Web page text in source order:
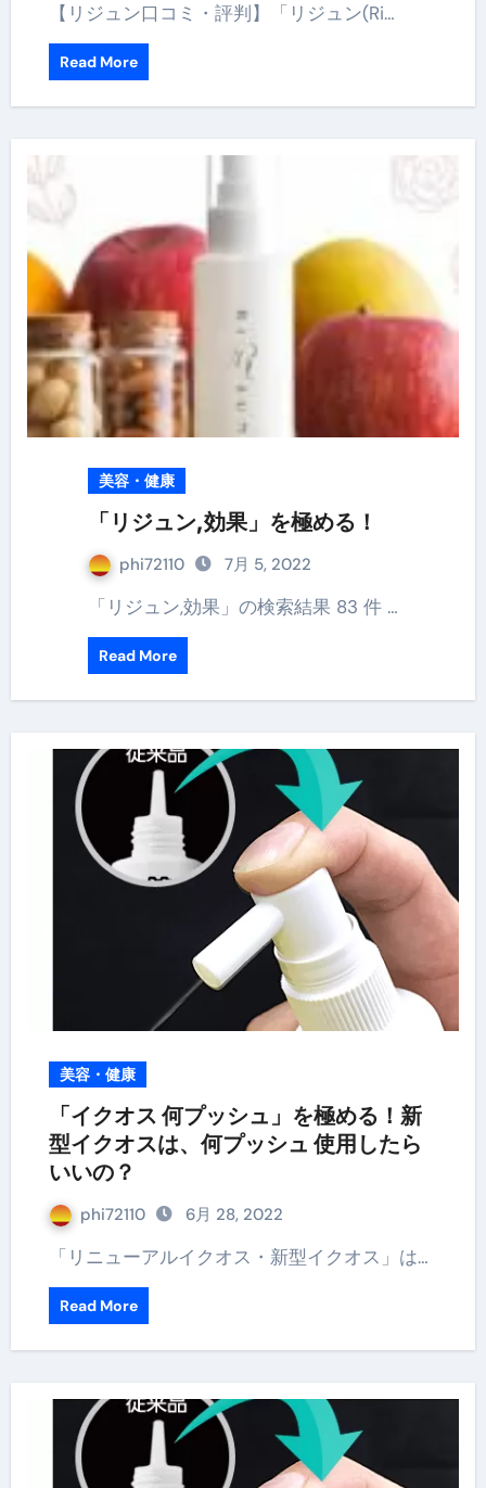
【リジュン口コミ・評判】「リジュン(Ri…
Read More
美容・健康
「リジュン,効果」を極める！
phi72110 7月 5, 2022
「リジュン,効果」の検索結果 83 件 …
Read More
美容・健康
「イクオス 何プッシュ」を極める！新
型イクオスは、何プッシュ 使用したら
いいの？
phi72110 6月 28, 2022
「リニューアルイクオス・新型イクオス」は…
Read More